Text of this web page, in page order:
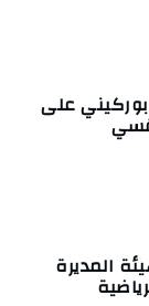
على
المديرة